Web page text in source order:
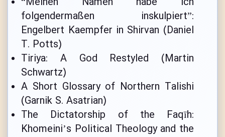
folgendermaßen inskulpiert”:
Engelbert Kaempfer in Shirvan (Daniel
T. Potts)
Tiriya: A God Restyled (Martin
Schwartz)
A Short Glossary of Northern Talishi
(Garnik S. Asatrian)
The Dictatorship of the Faqīh:
Khomeini’s Political Theology and the